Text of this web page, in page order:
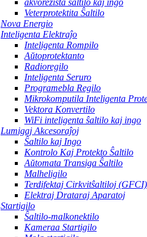
akvorezista ŝaltilo kaj ingo
Veterprotektita Ŝaltilo
Nova Energio
Inteligenta Elektraĵo
Inteligenta Rompilo
Aŭtoprotektanto
Radioregilo
Inteligenta Seruro
Programebla Regilo
Mikrokomputila Inteligenta
Vektora Konvertilo
WiFi inteligenta ŝaltilo kaj ingo
Lumigaj Akcesoraĵoj
Ŝaltilo kaj Ingo
Kontrolo Kaj Protekto Ŝaltilo
Aŭtomata Transiga Ŝaltilo
Malheligilo
Terdifektaj Cirkvitŝaltiloj (GFCI)
Elektraj Drataraj Aparatoj
Startigilo
Ŝaltilo-malkonektilo
Kameraa Startigilo